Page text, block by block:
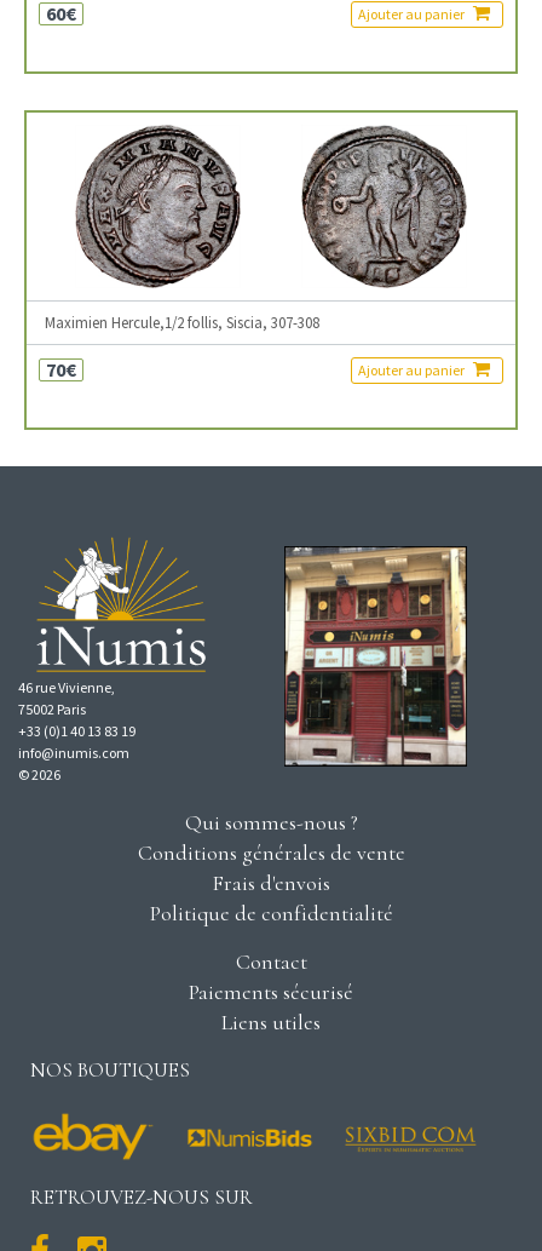
60€ Ajouter au panier
Maximien Hercule,1/2 follis, Siscia, 307-308
70€ Ajouter au panier
46 rue Vivienne,
75002 Paris
+33 (0)1 40 13 83 19
info@inumis.com
© 2026
Qui sommes-nous ?
Conditions générales de vente
Frais d'envois
Politique de confidentialité
Contact
Paiements sécurisé
Liens utiles
NOS BOUTIQUES
RETROUVEZ-NOUS SUR